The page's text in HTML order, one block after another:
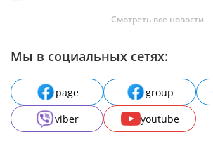
Смотреть все новости
Мы в социальных сетях:
page group
viber
youtube